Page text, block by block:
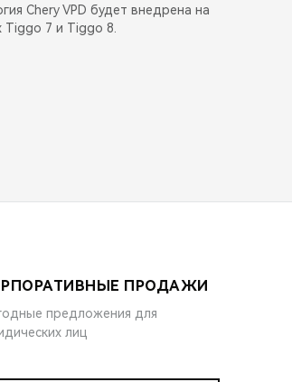
Chery VPD будет внедрена на
Tiggo 7 и Tiggo 8.
ПРОДАЖИ
предложения для
лиц